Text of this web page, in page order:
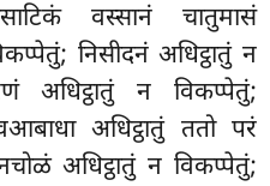
वस्सानं चातुमासं
निसीदनं अधिट्ठातुं न
अधिट्ठातुं न विकप्पेतुं;
अधिट्ठातुं ततो परं
अधिट्ठातुंन विकप्पेतुं;